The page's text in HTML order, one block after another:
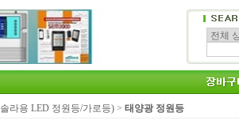
솔라용 LED 정원등/가로등)> 태양광 정원등